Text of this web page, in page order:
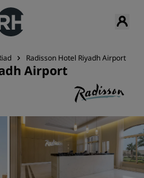
Radisson Hotel Riyadh Airport
Airport